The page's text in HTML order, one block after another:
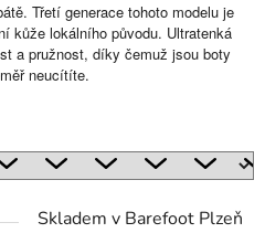
Třetí generace tohoto modelu je
kůže lokálního původu. Ultratenká
a pružnost, díky čemuž jsou boty
neucítíte.
Skladem v Barefoot Plzeň